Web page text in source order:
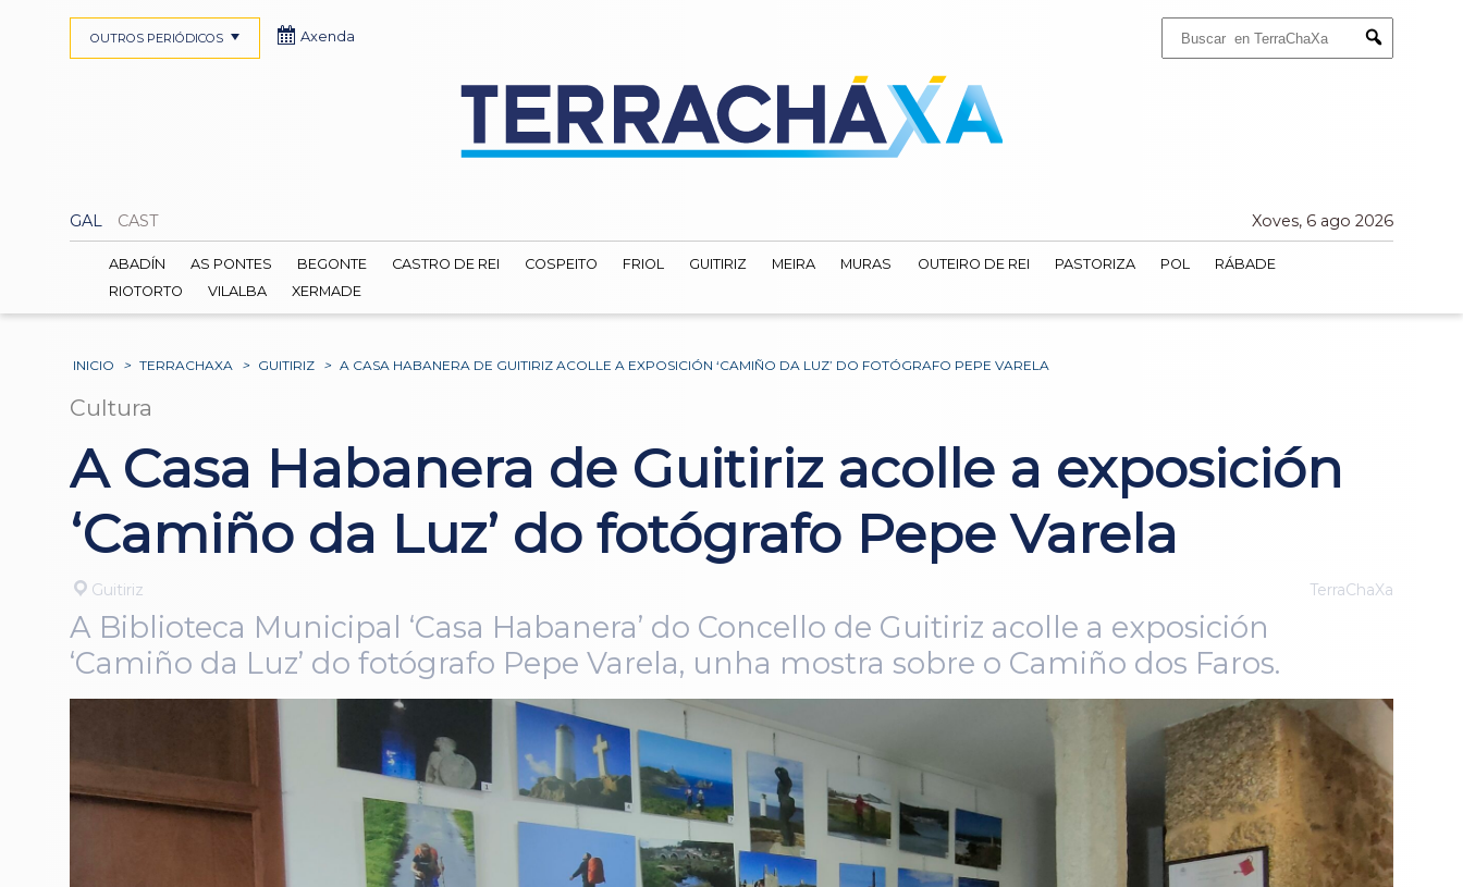
Submit
GAL CAST Xoves, 6 ago 2026
OUTROS PERIÓDICOS Axenda
ABADÍN AS PONTES BEGONTE CASTRO DE REI COSPEITO FRIOL GUITIRIZ MEIRA MURAS OUTEIRO DE REI PASTORIZA POL
RÁBADE
RIOTORTO
VILALBA XERMADE
INICIO > TERRACHAXA > GUITIRIZ > A CASA HABANERA DE GUITIRIZ ACOLLE A EXPOSICIÓN ‘CAMIÑO DA LUZ’ DO FOTÓGRAFO PEPE VARELA
Cultura
A Casa Habanera de Guitiriz acolle a exposición
‘Camiño da Luz’ do fotógrafo Pepe Varela
Guitiriz TerraChaXa
A Biblioteca Municipal ‘Casa Habanera’ do Concello de Guitiriz acolle a exposición
‘Camiño da Luz’ do fotógrafo Pepe Varela, unha mostra sobre o Camiño dos Faros.